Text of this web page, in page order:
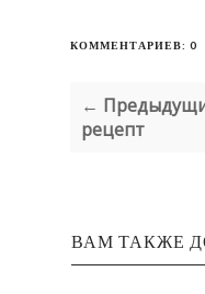
КОММЕНТАРИЕВ: 0
←
рецепт
ВАМ ТАКЖЕ